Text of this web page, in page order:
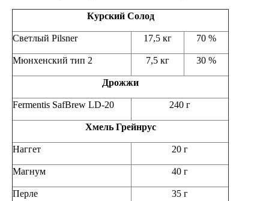
Курский Солод
Светлый Pilsner 17,5 кг 70 %
Мюнхенский тип 2 7,5 кг 30 %
Дрожжи
Fermentis SafBrew LD-20 240 г
Хмель Грейнрус
Наггет 20 г
Магнум 40 г
Перле 35 г